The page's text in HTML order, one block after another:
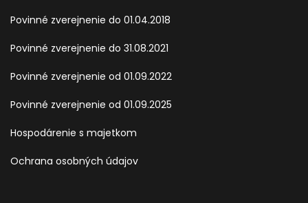
Povinné zverejnenie do 01.04.2018
Povinné zverejnenie do 31.08.2021
Povinné zverejnenie od 01.09.2022
Povinné zverejnenie od 01.09.2025
Hospodárenie s majetkom
Ochrana osobných údajov